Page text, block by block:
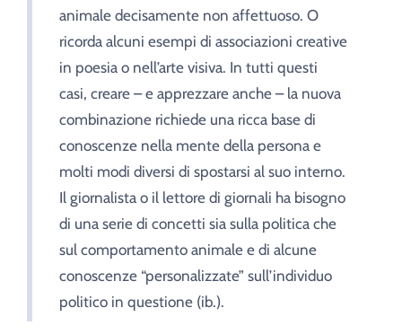
animale decisamente non affettuoso. O
ricorda alcuni esempi di associazioni creative
in poesia o nell’arte visiva. In tutti questi
casi, creare – e apprezzare anche – la nuova
combinazione richiede una ricca base di
conoscenze nella mente della persona e
molti modi diversi di spostarsi al suo interno.
Il giornalista o il lettore di giornali ha bisogno
di una serie di concetti sia sulla politica che
sul comportamento animale e di alcune
conoscenze “personalizzate” sull’individuo
politico in questione (ib.).